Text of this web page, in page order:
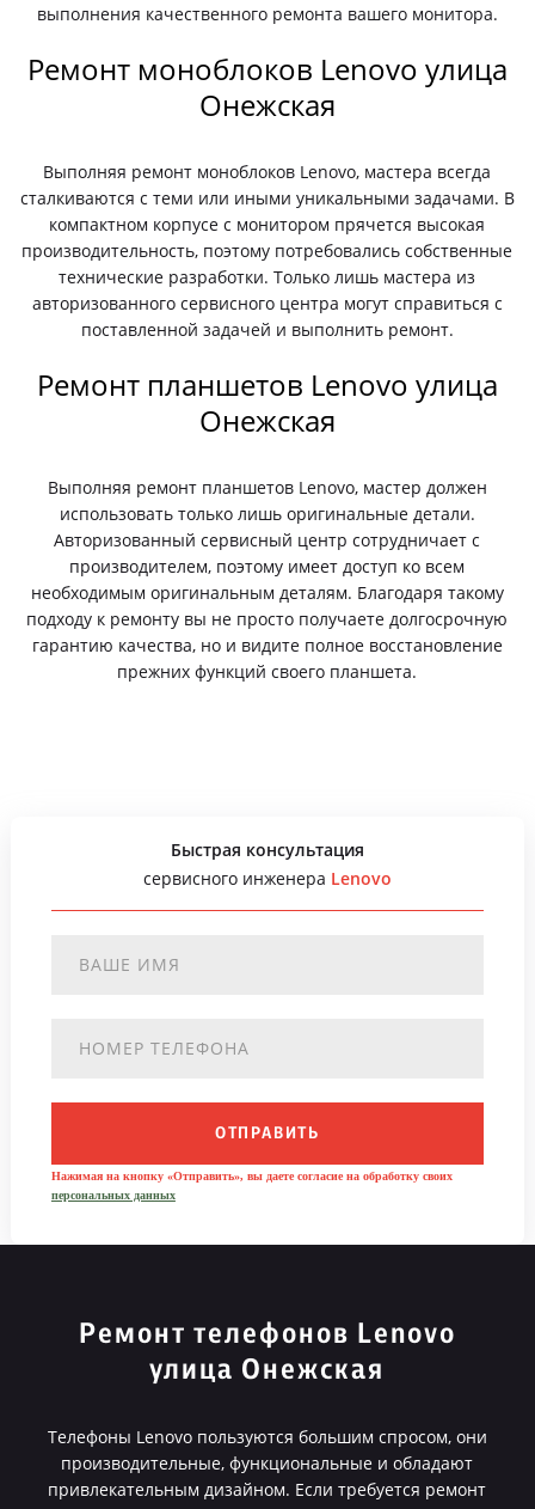
выполнения качественного ремонта вашего монитора.
Ремонт моноблоков Lenovo улица
Онежская
Выполняя ремонт моноблоков Lenovo, мастера всегда
сталкиваются с теми или иными уникальными задачами. В
компактном корпусе с монитором прячется высокая
производительность, поэтому потребовались собственные
технические разработки. Только лишь мастера из
авторизованного сервисного центра могут справиться с
поставленной задачей и выполнить ремонт.
Ремонт планшетов Lenovo улица
Онежская
Выполняя ремонт планшетов Lenovo, мастер должен
использовать только лишь оригинальные детали.
Авторизованный сервисный центр сотрудничает с
производителем, поэтому имеет доступ ко всем
необходимым оригинальным деталям. Благодаря такому
подходу к ремонту вы не просто получаете долгосрочную
гарантию качества, но и видите полное восстановление
прежних функций своего планшета.
Быстрая консультация
сервисного инженера Lenovo
ОТПРАВИТЬ
Нажимая на кнопку «Отправить», вы даете согласие на обработку своих
персональных данных
Ремонт телефонов Lenovo
улица Онежская
Телефоны Lenovo пользуются большим спросом, они
производительные, функциональные и обладают
привлекательным дизайном. Если требуется ремонт